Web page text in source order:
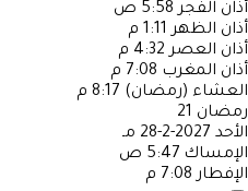
أذان الفجر 5:58 ص
أذان الظهر 1:11 م
أذان العصر 4:32 م
أذان المغرب 7:08 م
العشاء (رمضان) 8:17 م
رمضان 21
الأحد 2027-2-28 مـ
الإمساك 5:47 ص
الإفطار 7:08 م